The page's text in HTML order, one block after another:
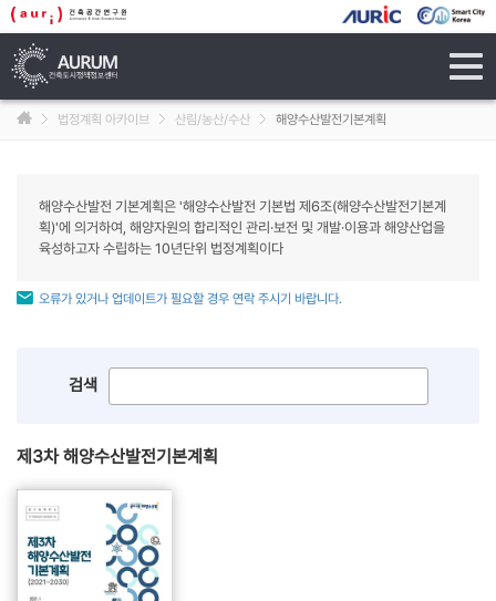
법정계획 아카이브 산림/농산/수산 해양수산발전기본계획
해양수산발전 기본계획은 '해양수산발전 기본법 제6조(해양수산발전기본계
획)'에 의거하여, 해양자원의 합리적인 관리·보전 및 개발·이용과 해양산업을
육성하고자 수립하는 10년단위 법정계획이다
오류가 있거나 업데이트가 필요할 경우 연락 주시기 바랍니다.
검색
제3차 해양수산발전기본계획